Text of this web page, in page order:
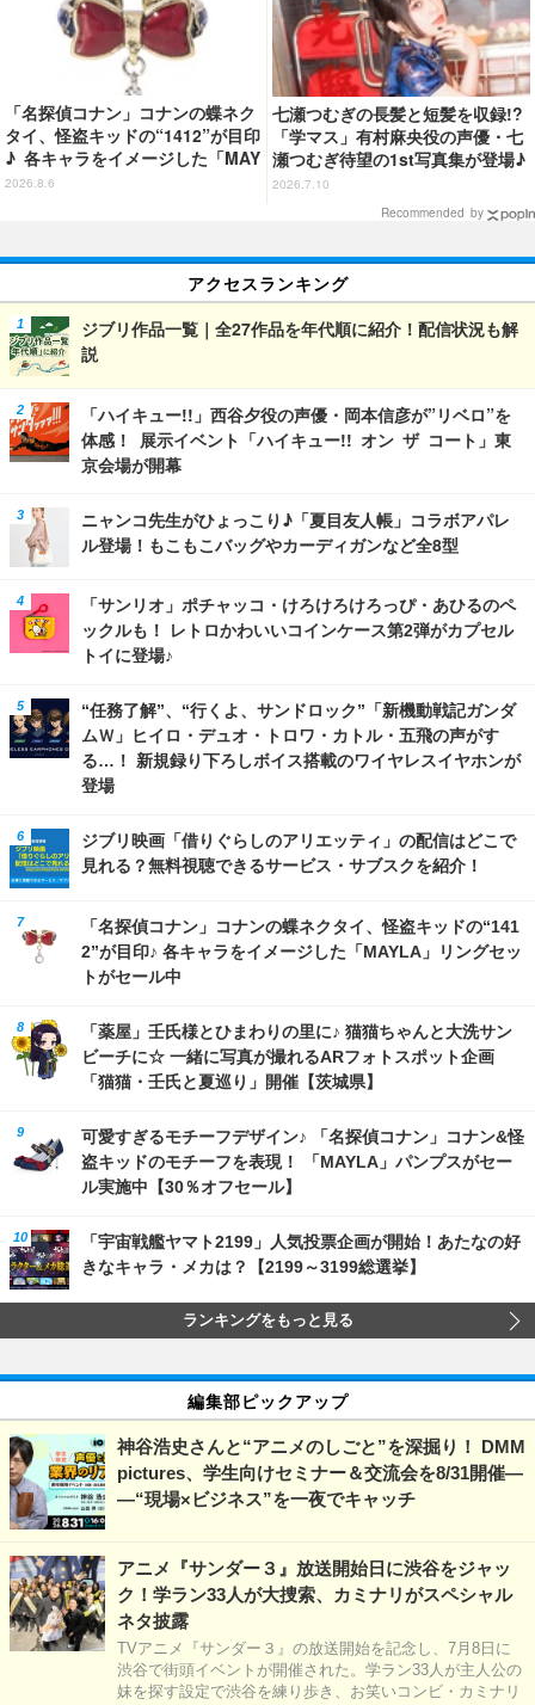
「名探偵コナン」コナンの蝶ネク
タイ、怪盗キッドの“1412”が目印
♪ 各キャラをイメージした「MAY
LA」リングセットがセール中
2026.8.6
七瀬つむぎの長髪と短髪を収録!?
「学マス」有村麻央役の声優・七
瀬つむぎ待望の1st写真集が登場♪
10月30日に発売
2026.7.10
Recommended by
アクセスランキング
ジブリ作品一覧｜全27作品を年代順に紹介！配信状況も解
説
「ハイキュー!!」西谷夕役の声優・岡本信彦が”リベロ”を
体感！ 展示イベント「ハイキュー!! オン ザ コート」東
京会場が開幕
ニャンコ先生がひょっこり♪「夏目友人帳」コラボアパレ
ル登場！もこもこバッグやカーディガンなど全8型
「サンリオ」ポチャッコ・けろけろけろっぴ・あひるのペ
ックルも！ レトロかわいいコインケース第2弾がカプセル
トイに登場♪
“任務了解”、“行くよ、サンドロック”「新機動戦記ガンダ
ムＷ」ヒイロ・デュオ・トロワ・カトル・五飛の声がす
る…！ 新規録り下ろしボイス搭載のワイヤレスイヤホンが
登場
ジブリ映画「借りぐらしのアリエッティ」の配信はどこで
見れる？無料視聴できるサービス・サブスクを紹介！
「名探偵コナン」コナンの蝶ネクタイ、怪盗キッドの“141
2”が目印♪ 各キャラをイメージした「MAYLA」リングセッ
トがセール中
「薬屋」壬氏様とひまわりの里に♪ 猫猫ちゃんと大洗サン
ビーチに☆ 一緒に写真が撮れるARフォトスポット企画
「猫猫・壬氏と夏巡り」開催【茨城県】
可愛すぎるモチーフデザイン♪ 「名探偵コナン」コナン&怪
盗キッドのモチーフを表現！ 「MAYLA」パンプスがセー
ル実施中【30％オフセール】
「宇宙戦艦ヤマト2199」人気投票企画が開始！あたなの好
きなキャラ・メカは？【2199～3199総選挙】
ランキングをもっと見る
編集部ピックアップ
神谷浩史さんと“アニメのしごと”を深掘り！ DMM
pictures、学生向けセミナー＆交流会を8/31開催―
―“現場×ビジネス”を一夜でキャッチ
アニメ『サンダー３』放送開始日に渋谷をジャッ
ク！学ラン33人が大捜索、カミナリがスペシャル
ネタ披露
TVアニメ『サンダー３』の放送開始を記念し、7月8日に
渋谷で街頭イベントが開催された。学ラン33人が主人公の
妹を探す設定で渋谷を練り歩き、お笑いコンビ・カミナリ